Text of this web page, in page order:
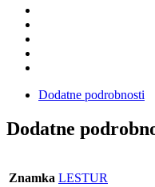
LES
količina
Dodatne podrobnosti
Dodatne
Znamka LESTUR